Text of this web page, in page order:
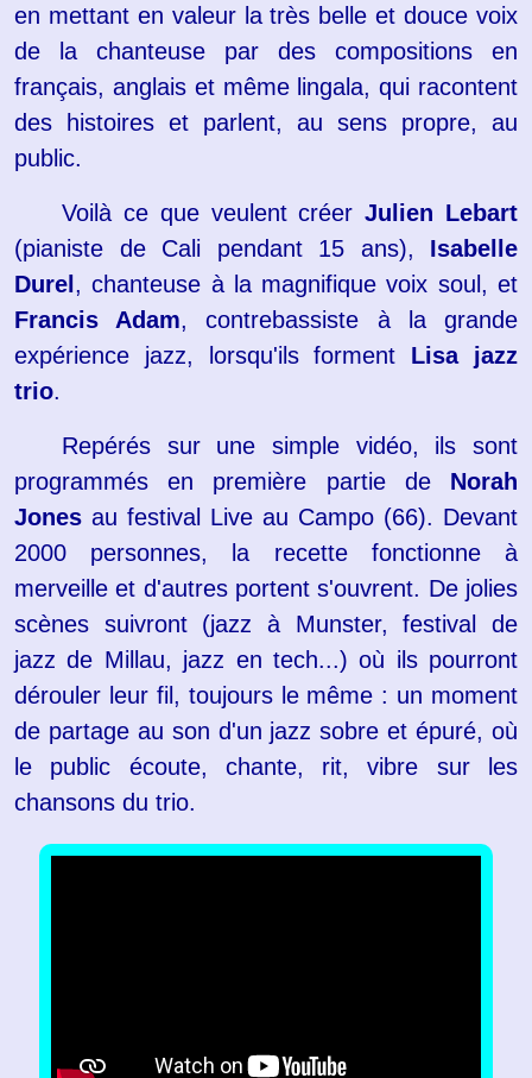
en mettant en valeur la très belle et douce voix
de la chanteuse par des compositions en
français, anglais et même lingala, qui racontent
des histoires et parlent, au sens propre, au
public.​
Voilà ce que veulent créerJulien Lebart
(pianiste de Cali pendant 15 ans), Isabelle
Durel, chanteuse à la magnifique voix soul, et
Francis Adam, contrebassiste à la grande
expérience jazz, lorsqu'ils forment Lisa jazz
trio.
Repérés sur une simple vidéo, ils sont
programmés en première partie de Norah
Jones au festival Live au Campo (66). Devant
2000 personnes, la recette fonctionne à
merveille et d'autres portent s'ouvrent. De jolies
scènes suivront (jazz à Munster, festival de
jazz de Millau, jazz en tech...) où ils pourront
dérouler leur fil, toujours le même : un moment
de partage au son d'un jazz sobre et épuré, où
le public écoute, chante, rit, vibre sur les
chansons du trio.​